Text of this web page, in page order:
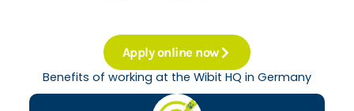
Apply online now
Benefits of working at the Wibit HQ in Germany